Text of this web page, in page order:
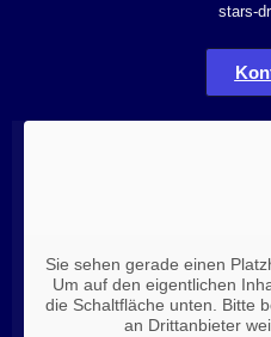
stars-
Sie sehen gerade einen
Um auf den eigentlichen
die Schaltfläche unten. Bitte
an Drittanbieter